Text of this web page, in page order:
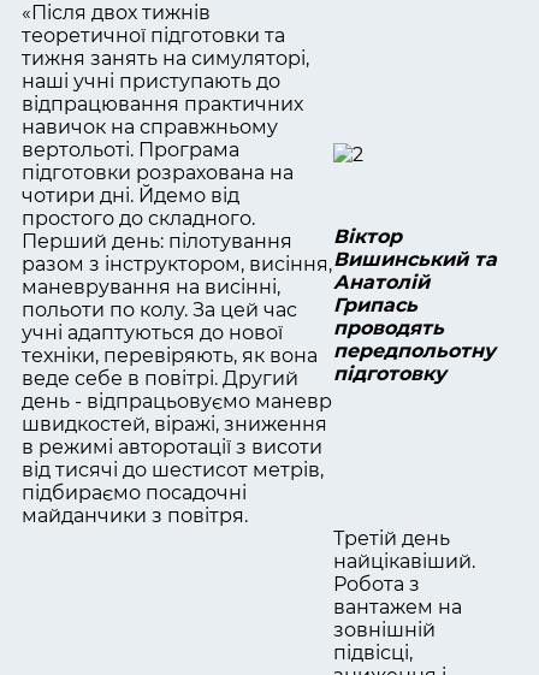
«Після двох тижнів
теоретичної підготовки та
тижня занять на симуляторі,
наші учні приступають до
відпрацювання практичних
навичок на справжньому
вертольоті. Програма
підготовки розрахована на
чотири дні. Йдемо від
простого до складного.
Перший день: пілотування
разом з інструктором, висіння,
маневрування на висінні,
польоти по колу. За цей час
учні адаптуються до нової
техніки, перевіряють, як вона
веде себе в повітрі. Другий
день - відпрацьовуємо маневр
швидкостей, віражі, зниження
в режимі авторотації з висоти
від тисячі до шестисот метрів,
підбираємо посадочні
майданчики з повітря.
Віктор
Вишинський та
Анатолій
Грипась
проводять
передпольотну
підготовку
Третій день
найцікавіший.
Робота з
вантажем на
зовнішній
підвісці,